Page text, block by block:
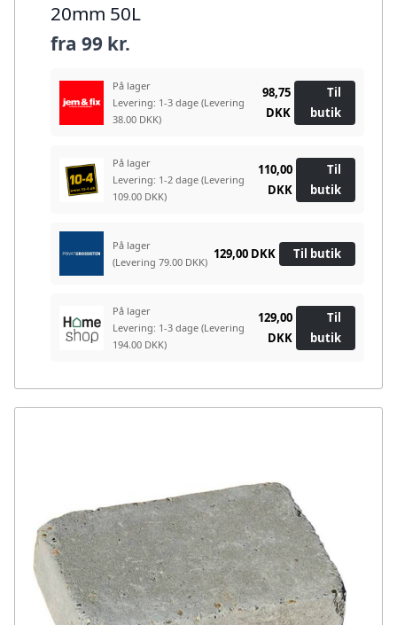
20mm 50L
fra 99 kr.
På lager
Levering: 1-3 dage (Levering
38.00 DKK)
98,75
DKK
Til
butik
På lager
Levering: 1-2 dage (Levering
109.00 DKK)
110,00
DKK
Til
butik
På lager
(Levering 79.00 DKK)
129,00 DKK Til butik
På lager
Levering: 1-3 dage (Levering
194.00 DKK)
129,00
DKK
Til
butik